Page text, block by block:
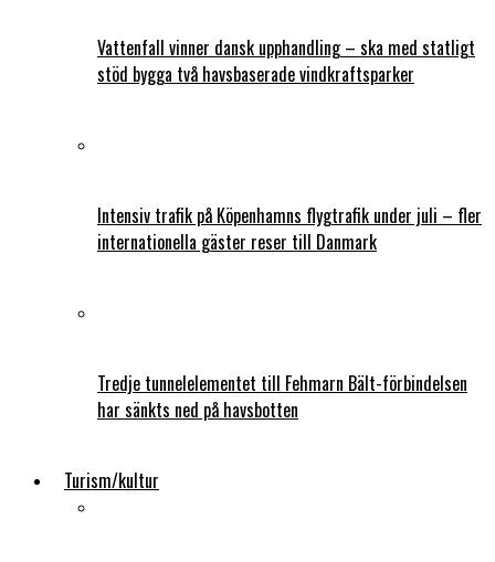
Vattenfall vinner dansk upphandling – ska med statligt
stöd bygga två havsbaserade vindkraftsparker
Intensiv trafik på Köpenhamns flygtrafik under juli – fler
internationella gäster reser till Danmark
Tredje tunnelelementet till Fehmarn Bält-förbindelsen
har sänkts ned på havsbotten
Turism/kultur